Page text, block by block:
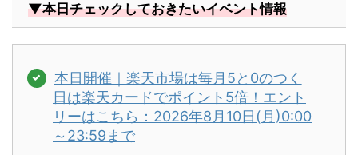
▼本日チェックしておきたいイベント情報
本日開催｜楽天市場は毎月5と0のつく
日は楽天カードでポイント5倍！エント
リーはこちら：2026年8月10日(月)0:00
～23:59まで